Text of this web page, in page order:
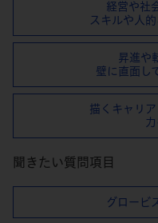
経営や社
スキルや⼈
昇進や
壁に直⾯し
描くキャリア
聞きたい質問項目
グロービ